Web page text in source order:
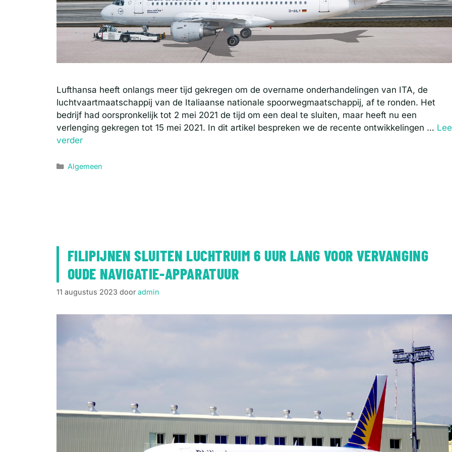
Lufthansa heeft onlangs meer tijd gekregen om de overname onderhandelingen van ITA, de
luchtvaartmaatschappij van de Italiaanse nationale spoorwegmaatschappij, af te ronden. Het
bedrijf had oorspronkelijk tot 2 mei 2021 de tijd om een deal te sluiten, maar heeft nu een
verlenging gekregen tot 15 mei 2021. In dit artikel bespreken we de recente ontwikkelingen …
verder
Categorieën
Algemeen
FILIPIJNEN SLUITEN LUCHTRUIM 6 UUR LANG VOOR VERVANGING
OUDE NAVIGATIE-APPARATUUR
11 augustus 2023 door admin